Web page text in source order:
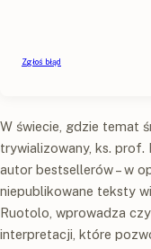
W świecie, gdzie temat
trywializowany, ks. prof.
autor bestsellerów – w
niepublikowane teksty
Ruotolo, wprowadza
interpretacji, które